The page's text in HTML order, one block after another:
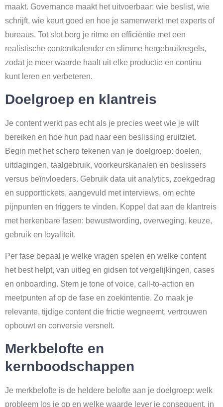
maakt. Governance maakt het uitvoerbaar: wie beslist, wie
schrijft, wie keurt goed en hoe je samenwerkt met experts of
bureaus. Tot slot borg je ritme en efficiëntie met een
realistische contentkalender en slimme hergebruikregels,
zodat je meer waarde haalt uit elke productie en continu
kunt leren en verbeteren.
Doelgroep en klantreis
Je content werkt pas echt als je precies weet wie je wilt
bereiken en hoe hun pad naar een beslissing eruitziet.
Begin met het scherp tekenen van je doelgroep: doelen,
uitdagingen, taalgebruik, voorkeurskanalen en beslissers
versus beïnvloeders. Gebruik data uit analytics, zoekgedrag
en supporttickets, aangevuld met interviews, om echte
pijnpunten en triggers te vinden. Koppel dat aan de klantreis
met herkenbare fasen: bewustwording, overweging, keuze,
gebruik en loyaliteit.
Per fase bepaal je welke vragen spelen en welke content
het best helpt, van uitleg en gidsen tot vergelijkingen, cases
en onboarding. Stem je tone of voice, call-to-action en
meetpunten af op de fase en zoekintentie. Zo maak je
relevante, tijdige content die frictie wegneemt, vertrouwen
opbouwt en conversie versnelt.
Merkbelofte en
kernboodschappen
Je merkbelofte is de heldere belofte aan je doelgroep: welk
probleem los je op en welke waarde lever je consequent, in